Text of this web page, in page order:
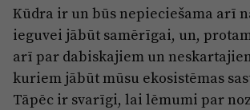
Kūdra ir un būs nepieciešama arī
ieguvei jābūt samērīgai, un,
arī par dabiskajiem un
kuriem jābūt mūsu ekosistēmas
Tāpēc ir svarīgi, lai lēmumi par